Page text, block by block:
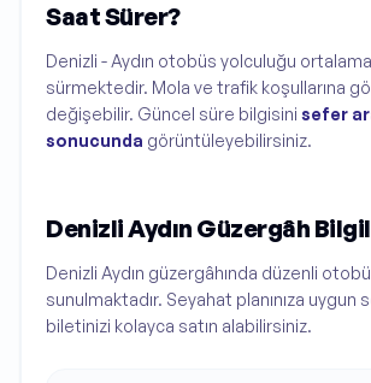
Saat Sürer?
Denizli - Aydın otobüs yolculuğu
sürmektedir. Mola ve trafik koşullarına
değişebilir. Güncel süre bilgisini sefer
sonucunda görüntüleyebilirsiniz.
Denizli Aydın Güzergâh
Denizli Aydın güzergâhında düzenli
sunulmaktadır. Seyahat planınıza
biletinizi kolayca satın alabilirsiniz.